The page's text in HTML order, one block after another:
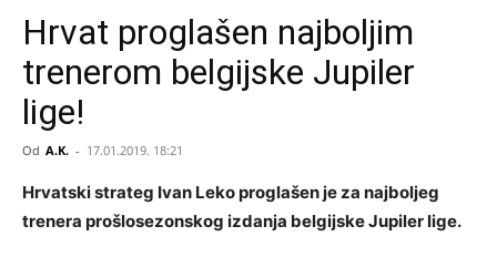
Hrvat proglašen najboljim
trenerom belgijske Jupiler
lige!
Od A.K. - 17.01.2019. 18:21
Hrvatski strateg Ivan Leko proglašen je za najboljeg
trenera prošlosezonskog izdanja belgijske Jupiler lige.